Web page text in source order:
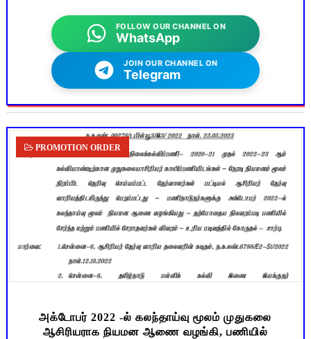
FOLLOW OUR CHANNEL ON
WhatsApp
JOIN OUR CHANNEL ON
Telegram
PROMOTION ORDER
அக்டோபர் 2022 -ல் கலந்தாய்வு மூலம் முதுகலை
ஆசிரியராக நியமன ஆணை வழங்கி, பணியில்